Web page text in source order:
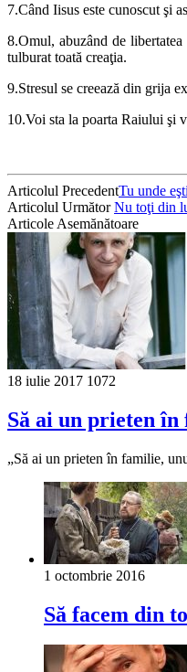
7.Când Iisus este cunoscut şi
8.Omul, abuzând de
tulburat toată creaţia.
9.Stresul se creează din grija
10.Voi sta la poarta Raiului şi
Articolul PrecedentTu unde
Articolul UrmătorNu toţi din
Articole Asemănătoare
18 iulie 2017 1072
Să ai un prieten
„Să ai un prieten în familie,
1 octombrie 2016
Să facem din